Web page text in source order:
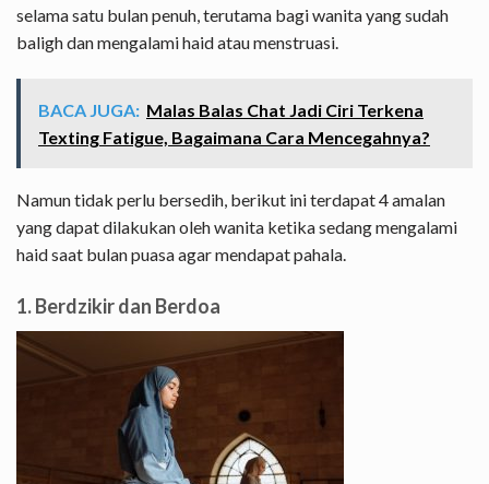
selama satu bulan penuh, terutama bagi wanita yang sudah
baligh dan mengalami haid atau menstruasi.
BACA JUGA: Malas Balas Chat Jadi Ciri Terkena
Texting Fatigue, Bagaimana Cara Mencegahnya?
Namun tidak perlu bersedih, berikut ini terdapat 4 amalan
yang dapat dilakukan oleh wanita ketika sedang mengalami
haid saat bulan puasa agar mendapat pahala.
1. Berdzikir dan Berdoa